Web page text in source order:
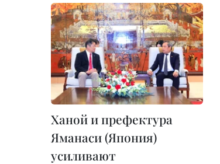
Ханой и префектура
Яманаси (Япония)
усиливают